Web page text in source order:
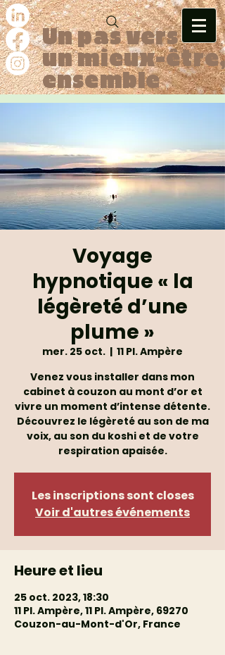
Un pas vers
un mieux-être,
ensemble
Voyage
hypnotique « la
légèreté d’une
plume »
mer. 25 oct.
  |
11 Pl. Ampère
Venez vous installer dans mon
cabinet à couzon au mont d’or et
vivre un moment d’intense détente.
Découvrez le légèreté au son de ma
voix, au son du koshi et de votre
respiration apaisée.
Les inscriptions sont closes
Voir d'autres événements
Heure et lieu
25 oct. 2023, 18:30
11 Pl. Ampère, 11 Pl. Ampère, 69270
Couzon-au-Mont-d'Or, France